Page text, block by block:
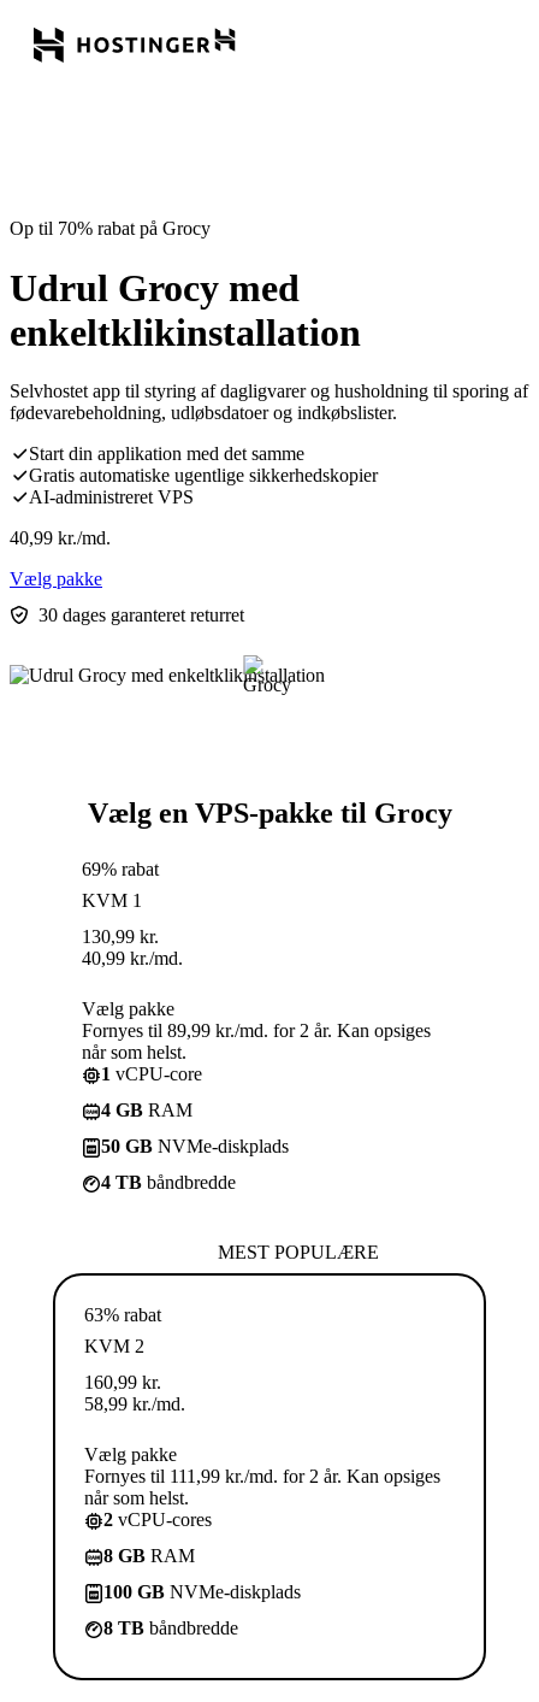
Op til 70% rabat på Grocy
Udrul Grocy med
enkeltklikinstallation
Selvhostet app til styring af dagligvarer og husholdning til sporing af
fødevarebeholdning, udløbsdatoer og indkøbslister.
Start din applikation med det samme
Gratis automatiske ugentlige sikkerhedskopier
AI-administreret VPS
40,99 kr./md.
Vælg pakke
30 dages garanteret returret
Vælg en VPS-pakke til Grocy
69% rabat
KVM 1
130,99 kr.
40,99 kr./md.
Vælg pakke
Fornyes til 89,99 kr./md. for 2 år. Kan opsiges
når som helst.
1 vCPU-core
4 GB RAM
50 GB NVMe-diskplads
4 TB båndbredde
MEST POPULÆRE
63% rabat
KVM 2
160,99 kr.
58,99 kr./md.
Vælg pakke
Fornyes til 111,99 kr./md. for 2 år. Kan opsiges
når som helst.
2 vCPU-cores
8 GB RAM
100 GB NVMe-diskplads
8 TB båndbredde